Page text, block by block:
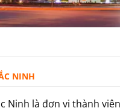
NINH
Ninh là đơn vị thành